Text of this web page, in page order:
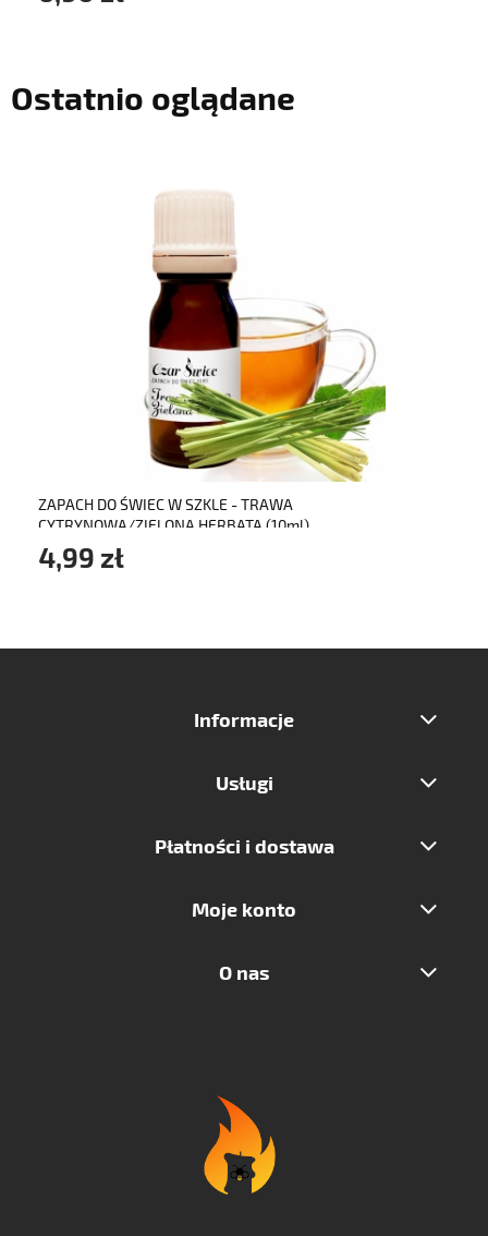
Ostatnio oglądane
ZAPACH DO ŚWIEC W SZKLE - TRAWA
CYTRYNOWA/ZIELONA HERBATA (10ml)
4,99 zł
do koszyka
Informacje
Usługi
Płatności i dostawa
Moje konto
O nas